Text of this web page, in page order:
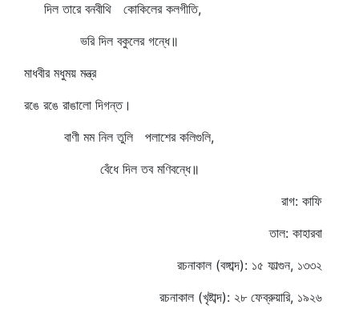
দিল তারে বনবীথি কোকিলের কলগীতি,
ভরি দিল বকুলের গন্ধে॥
মাধবীর মধুময় মন্ত্র
রঙে রঙে রাঙালো দিগন্ত।
বাণী মম নিল তুলি পলাশের কলিগুলি,
বেঁধে দিল তব মণিবন্ধে॥
রাগ: কাফি
তাল: কাহারবা
রচনাকাল (বঙ্গাব্দ): ১৫ ফাল্গুন, ১৩৩২
রচনাকাল (খৃষ্টাব্দ): ২৮ ফেব্রুয়ারি, ১৯২৬